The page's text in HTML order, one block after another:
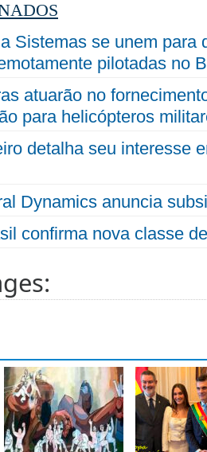
Sistemas se unem para
pilotadas no
atuarão no
para helicópteros
detalha seu interesse
Dynamics anuncia
confirma nova classe